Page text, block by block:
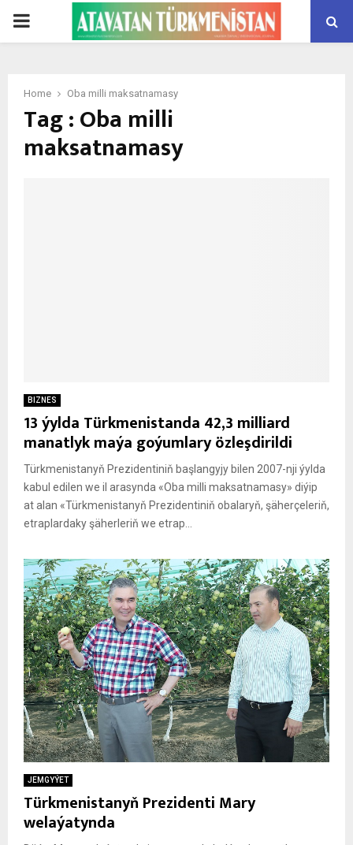
PRIMARY
Home Oba milli maksatnamasy
Tag : Oba milli
maksatnamasy
BIZNES
13 ýylda Türkmenistanda 42,3 milliard
manatlyk maýa goýumlary özleşdirildi
Türkmenistanyň Prezidentiniň başlangyjy bilen 2007-nji ýylda
kabul edilen we il arasynda «Oba milli maksatnamasy» diýip
at alan «Türkmenistanyň Prezidentiniň obalaryň, şäherçeleriň,
etraplardaky şäherleriň we etrap...
JEMGYÝET
Türkmenistanyň Prezidenti Mary
welaýatynda